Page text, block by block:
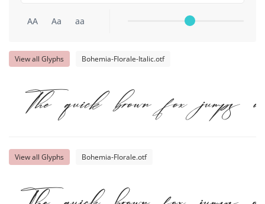
AA Aa aa
View all Glyphs Bohemia-Florale-Italic.otf
The quick brown fox jumps
View all Glyphs Bohemia-Florale.otf